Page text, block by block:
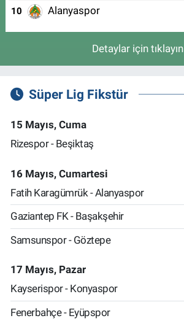
10 Alanyaspor
Detaylar için tıklayın
Süper Lig Fikstür
15 Mayıs, Cuma
Rizespor - Beşiktaş
16 Mayıs, Cumartesi
Fatih Karagümrük - Alanyaspor
Gaziantep FK - Başakşehir
Samsunspor - Göztepe
17 Mayıs, Pazar
Kayserispor - Konyaspor
Fenerbahçe - Eyüpspor